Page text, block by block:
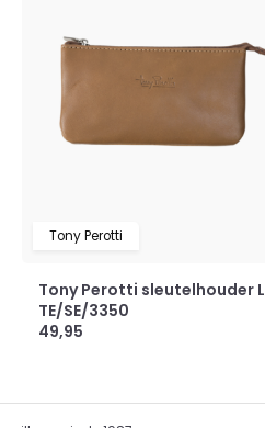
Tony Perotti
Tony Perotti sleutelhouder L
TE/SE/3350
49,95